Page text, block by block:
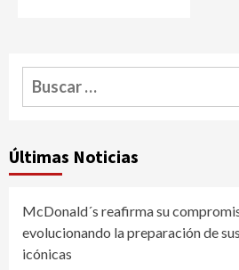
Buscar:
Últimas Noticias
McDonald´s reafirma su
evolucionando la preparación de
icónicas